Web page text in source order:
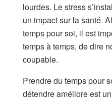
lourdes. Le stress
un impact sur la santé.
temps pour soi, il est
temps à temps, de dire
coupable.
Prendre du temps pour
détendre améliore est